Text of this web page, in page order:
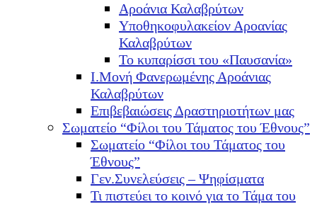
Αροάνια Καλαβρύτων
Υποθηκοφυλακείον Αροανίας
Καλαβρύτων
Το κυπαρίσσι του «Παυσανία»
Ι.Μονή Φανερωμένης Αροάνιας
Καλαβρύτων
Επιβεβαιώσεις Δραστηριοτήτων μας
Σωματείο “Φίλοι του Τάματος του Έθνους”
Σωματείο “Φίλοι του Τάματος του
Έθνους”
Γεν.Συνελεύσεις – Ψηφίσματα
Τι πιστεύει το κοινό για το Τάμα του